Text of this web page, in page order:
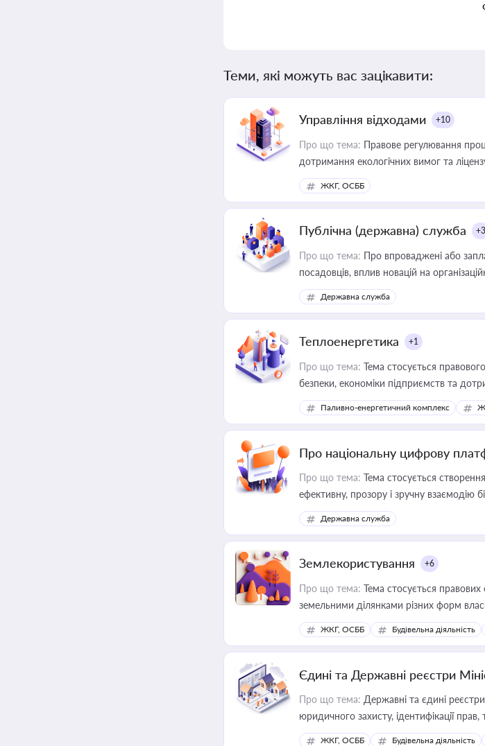
Теми, які можуть вас зацікавити:
Управління відходами +10
Про що тема: Правове регулювання
дотримання екологічних вимог та
ЖКГ, ОСББ
Публічна (державна) служба +3
Про що тема: Про впроваджені або
посадовців, вплив новацій на
Державна служба
Теплоенергетика +1
Про що тема: Тема стосується
безпеки, економіки підприємств та
Паливно-енергетичний комплекс
Про національну цифрову
Про що тема: Тема стосується
ефективну, прозору і зручну взаємодію
Державна служба
Землекористування +6
Про що тема: Тема стосується
земельними ділянками різних форм
ЖКГ, ОСББ Будівельна діяльність
Єдині та Державні реєстри
Про що тема: Державні та єдині
юридичного захисту, ідентифікації
ЖКГ, ОСББ Будівельна діяльність